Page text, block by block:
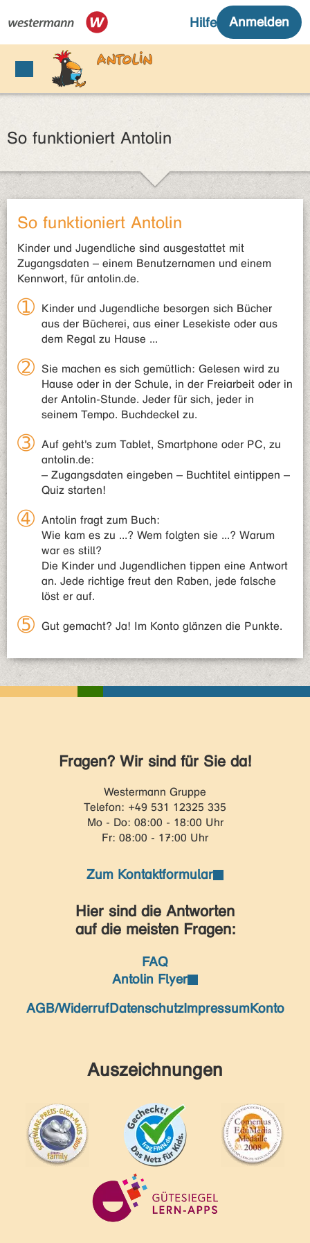
So funktioniert Antolin
So funktioniert Antolin
Kinder und Jugendliche sind ausgestattet mit
Zugangsdaten – einem Benutzernamen und einem
Kennwort, für antolin.de.
Kinder und Jugendliche besorgen sich Bücher
aus der Bücherei, aus einer Lesekiste oder aus
dem Regal zu Hause ...
Sie machen es sich gemütlich: Gelesen wird zu
Hause oder in der Schule, in der Freiarbeit oder in
der Antolin-Stunde. Jeder für sich, jeder in
seinem Tempo. Buchdeckel zu.
Auf geht's zum Tablet, Smartphone oder PC, zu
antolin.de:
– Zugangsdaten eingeben – Buchtitel eintippen –
Quiz starten!
Antolin fragt zum Buch:
Wie kam es zu ...? Wem folgten sie ...? Warum
war es still?
Die Kinder und Jugendlichen tippen eine Antwort
an. Jede richtige freut den Raben, jede falsche
löst er auf.
Gut gemacht? Ja! Im Konto glänzen die Punkte.